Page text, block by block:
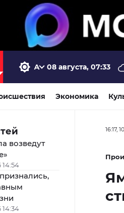
08 августа, 07:33
Экономика
возведут
14:54
14:34
16:17,